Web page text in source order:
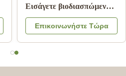
Τώρα
Εισάγετε
σωλήνες χαρτιού
συσκευασίες